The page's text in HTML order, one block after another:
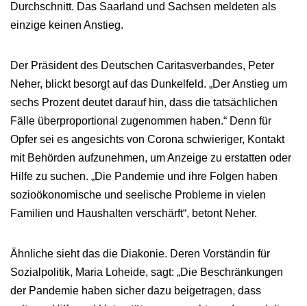
Durchschnitt. Das Saarland und Sachsen meldeten als
einzige keinen Anstieg.
Der Präsident des Deutschen Caritasverbandes, Peter
Neher, blickt besorgt auf das Dunkelfeld. „Der Anstieg um
sechs Prozent deutet darauf hin, dass die tatsächlichen
Fälle überproportional zugenommen haben.“ Denn für
Opfer sei es angesichts von Corona schwieriger, Kontakt
mit Behörden aufzunehmen, um Anzeige zu erstatten oder
Hilfe zu suchen. „Die Pandemie und ihre Folgen haben
sozioökonomische und seelische Probleme in vielen
Familien und Haushalten verschärft“, betont Neher.
Ähnliche sieht das die Diakonie. Deren Vorständin für
Sozialpolitik, Maria Loheide, sagt: „Die Beschränkungen
der Pandemie haben sicher dazu beigetragen, dass